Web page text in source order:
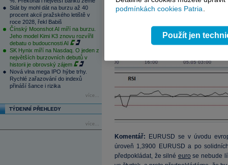
Stát by mohl dát na burzu až 40
procent akcií pražského letiště v
roce 2028, řekl Babiš
Čínský Moonshot AI míří na burzu.
Jeho model Kimi K3 znovu rozvířil
debatu o budoucnosti AI
SK Hynix míří na Nasdaq. O jeden z
největších burzovních debutů v
historii je obrovský zájem
Nová vlna mega IPO hýbe trhy.
Rychlé zařazování do indexů
přináší šance i rizika
více...
TÝDENNÍ PŘEHLEDY
více...
Komentář: EURUSD se v úvodu
úroveň 1,3900 EURUSD a po
předpokládat, že silné euro se nebude
podmínkách cookies Patria.
Použít jen